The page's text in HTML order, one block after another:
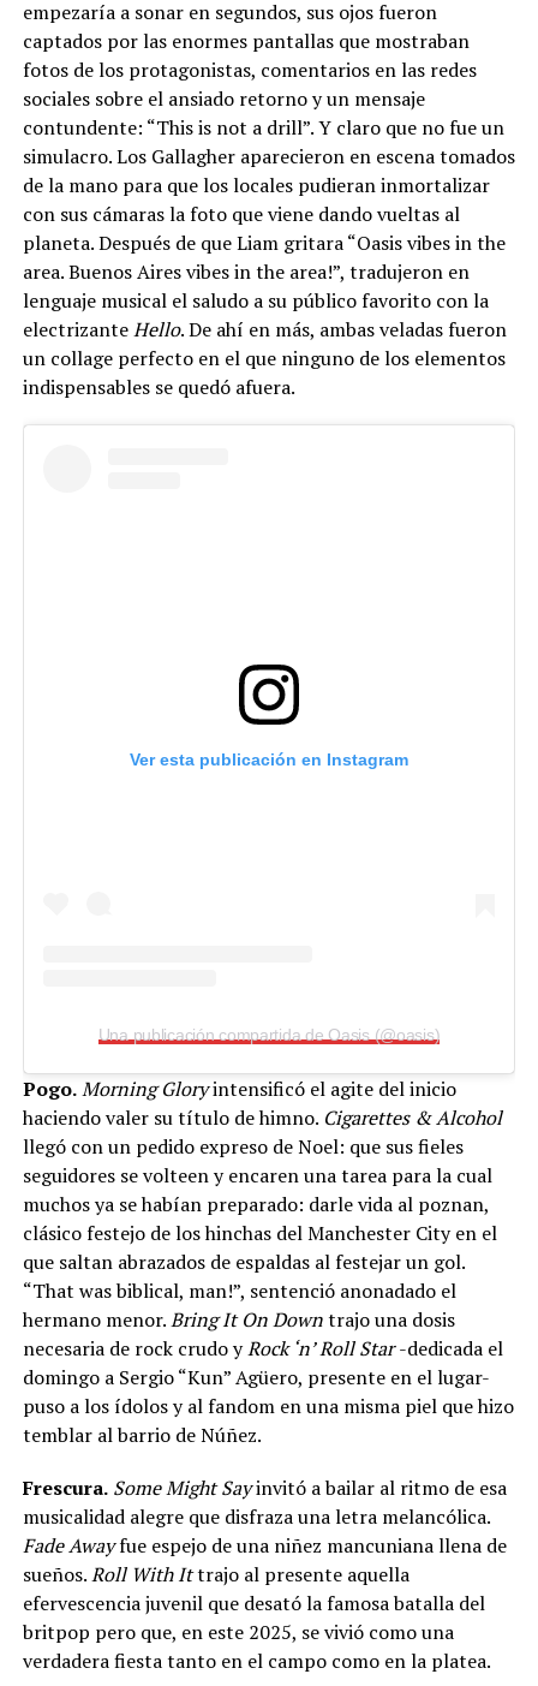
empezaría a sonar en segundos, sus ojos fueron
captados por las enormes pantallas que mostraban
fotos de los protagonistas, comentarios en las redes
sociales sobre el ansiado retorno y un mensaje
contundente: “This is not a drill”. Y claro que no fue un
simulacro. Los Gallagher aparecieron en escena tomados
de la mano para que los locales pudieran inmortalizar
con sus cámaras la foto que viene dando vueltas al
planeta. Después de que Liam gritara “Oasis vibes in the
area. Buenos Aires vibes in the area!”, tradujeron en
lenguaje musical el saludo a su público favorito con la
electrizanteHello. De ahí en más, ambas veladas fueron
un collage perfecto en el que ninguno de los elementos
indispensables se quedó afuera.
Ver esta publicación en Instagram
Una publicación compartida de Oasis (@oasis)
Pogo.Morning Gloryintensificó el agite del inicio
haciendo valer su título de himno. Cigarettes & Alcohol
llegó con un pedido expreso de Noel: que sus fieles
seguidores se volteen y encaren una tarea para la cual
muchos ya se habían preparado: darle vida al poznan,
clásico festejo de los hinchas del Manchester City en el
que saltan abrazados de espaldas al festejar un gol.
“That was biblical, man!”, sentenció anonadado el
hermano menor.Bring It On Downtrajo una dosis
necesaria de rock crudo yRock ‘n’ Roll Star-dedicada el
domingo a Sergio “Kun” Agüero, presente en el lugar-
puso a los ídolos y al fandom en una misma piel que hizo
temblar al barrio de Núñez.
Frescura. Some Might Sayinvitó a bailar al ritmo de esa
musicalidad alegre que disfraza una letra melancólica.
Fade Awayfue espejo de una niñez mancuniana llena de
sueños.Roll With Ittrajo al presente aquella
efervescencia juvenil que desató la famosa batalla del
britpop pero que, en este 2025, se vivió como una
verdadera fiesta tanto en el campo como en la platea.